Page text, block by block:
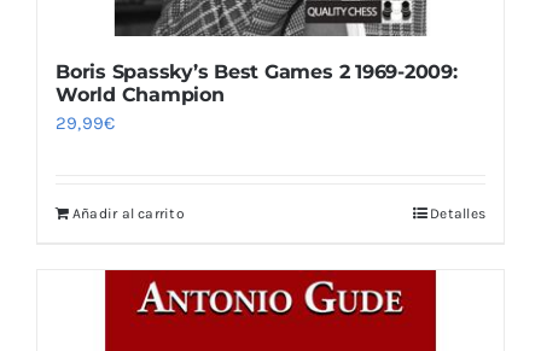
Boris Spassky’s Best Games 2 1969-2009:
World Champion
29,99€
Añadir al carrito Detalles